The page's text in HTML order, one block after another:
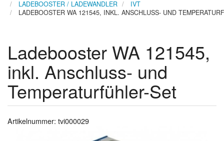
LADEBOOSTER / LADEWANDLER
IVT
LADEBOOSTER WA 121545, INKL. ANSCHLUSS- UND
Ladebooster WA 121545,
inkl. Anschluss- und
Temperaturfühler-Set
Artikelnummer: tvi000029